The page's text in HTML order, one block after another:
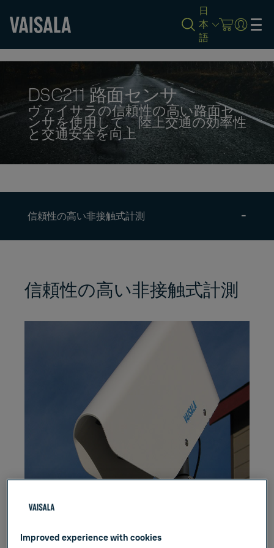
content
日
本
語
DSC211 路面センサ
ヴァイサラの信頼性の高い路面セ
ンサを使用して、陸上交通の効率性
と交通安全を向上
信頼性の高い非接触式計測
信頼性の高い非接触式計測
Improved experience with cookies